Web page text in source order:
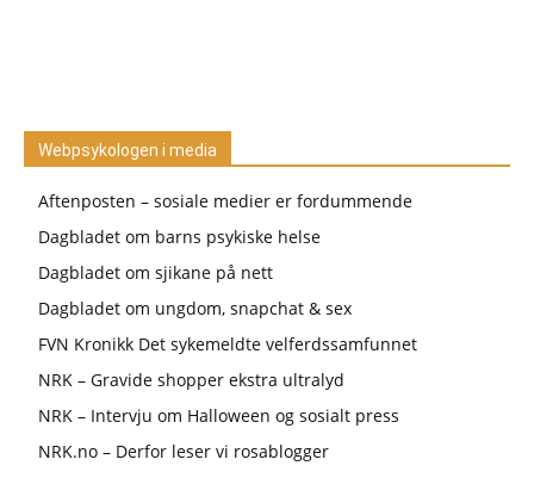
Webpsykologen i media
Aftenposten – sosiale medier er fordummende
Dagbladet om barns psykiske helse
Dagbladet om sjikane på nett
Dagbladet om ungdom, snapchat & sex
FVN Kronikk Det sykemeldte velferdssamfunnet
NRK – Gravide shopper ekstra ultralyd
NRK – Intervju om Halloween og sosialt press
NRK.no – Derfor leser vi rosablogger